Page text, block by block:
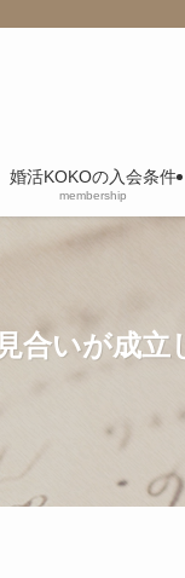
婚活KOKOの入会条件
membership
合いが成立